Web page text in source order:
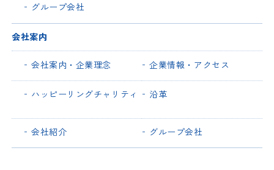
グループ会社
会社案内
会社案内・企業理念 企業情報・アクセス
ハッピーリングチャリティ 沿革
会社紹介 グループ会社